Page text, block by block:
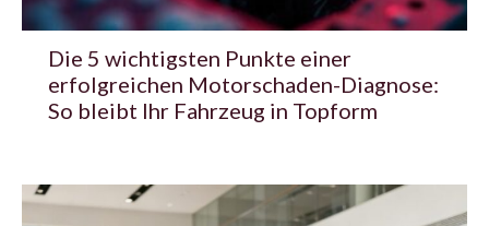
Die 5 wichtigsten Punkte einer
erfolgreichen Motorschaden-Diagnose:
So bleibt Ihr Fahrzeug in Topform